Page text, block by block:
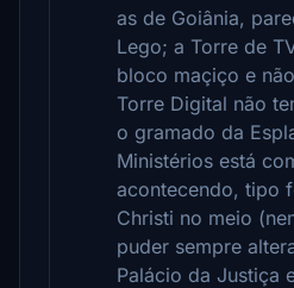
as de Goiânia,
Lego; a Torre de
bloco maçiço e
Torre Digital não
o gramado da
Ministérios está
acontecendo, tipo
Christi no meio
puder sempre
Palácio da Justiça